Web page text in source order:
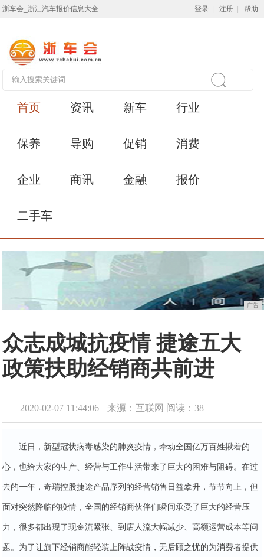
浙车会_浙江汽车报价信息大全 登录 注册 帮助
首页 资讯 新车 行业
保养 导购 促销 消费
企业 商讯 金融 报价
二手车
广告
众志成城抗疫情 捷途五大
政策扶助经销商共前进
2020-02-07 11:44:06 来源：互联网 阅读：38
近日，新型冠状病毒感染的肺炎疫情，牵动全国亿万百姓揪着的
心，也给大家的生产、经营与工作生活带来了巨大的困难与阻碍。在过
去的一年，奇瑞控股捷途产品序列的经营销售日益攀升，节节向上，但
面对突然降临的疫情，全国的经销商伙伴们瞬间承受了巨大的经营压
力，很多都出现了现金流紧张、到店人流大幅减少、高额运营成本等问
题。为了让旗下经销商能轻装上阵战疫情，无后顾之忧的为消费者提供